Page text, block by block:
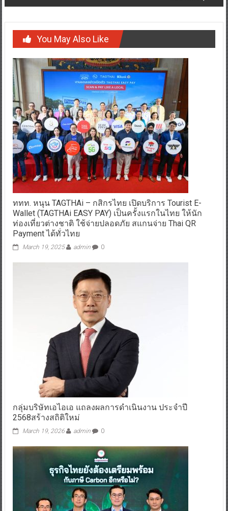
You May Also Like
ททท. หนุน TAGTHAi – กสิกรไทย เปิดบริการ Tourist E-
Wallet (TAGTHAi EASY PAY) เป็นครั้งแรกในไทย ให้นัก
ท่องเที่ยวต่างชาติ ใช้จ่ายปลอดภัย สแกนจ่าย Thai QR
Payment ได้ทั่วไทย
March 19, 2025 admin 0
กลุ่มบริษัทเอไอเอ แถลงผลการดำเนินงาน ประจำปี
2568สร้างสถิติใหม่
March 19, 2026 admin 0